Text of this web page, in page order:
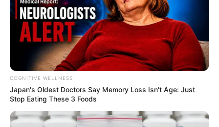
Crafts Retreat
COGNITIVE WELLNESS
Japan's Oldest Doctors Say Me​mory Lo​ss Isn't Age: Just
Stop Eating These 3 Foods